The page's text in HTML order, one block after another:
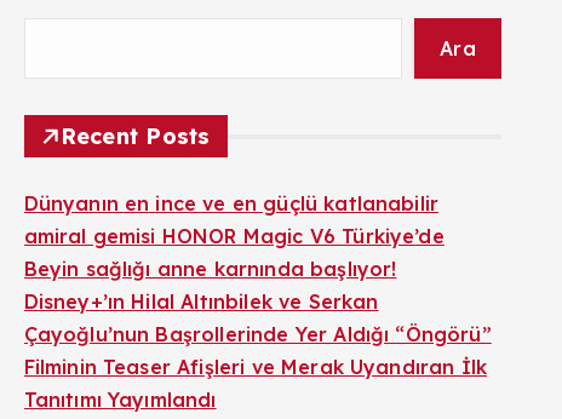
Ara
Recent Posts
Dünyanın en ince ve en güçlü katlanabilir
amiral gemisi HONOR Magic V6 Türkiye’de
Beyin sağlığı anne karnında başlıyor!
Disney+’ın Hilal Altınbilek ve Serkan
Çayoğlu’nun Başrollerinde Yer Aldığı “Öngörü”
Filminin Teaser Afişleri ve Merak Uyandıran İlk
Tanıtımı Yayımlandı